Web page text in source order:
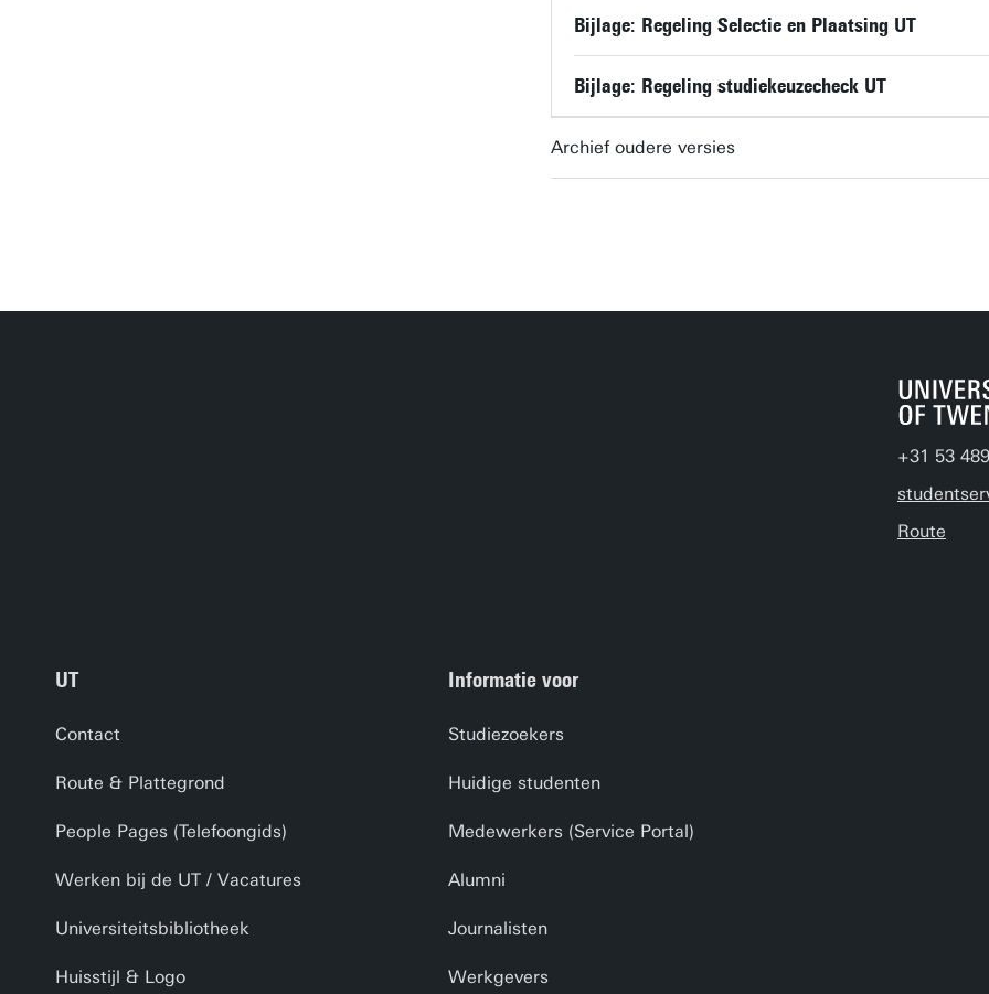
Bijlage: Regeling Selectie en Plaatsing UT
Bijlage: Regeling studiekeuzecheck UT
Archief oudere versies
+31 53
Route
UT
Contact
Route & Plattegrond
People Pages (Telefoongids)
Werken bij de UT / Vacatures
Universiteitsbibliotheek
Huisstijl & Logo
Informatie voor
Studiezoekers
Huidige studenten
Medewerkers (Service Portal)
Alumni
Journalisten
Werkgevers